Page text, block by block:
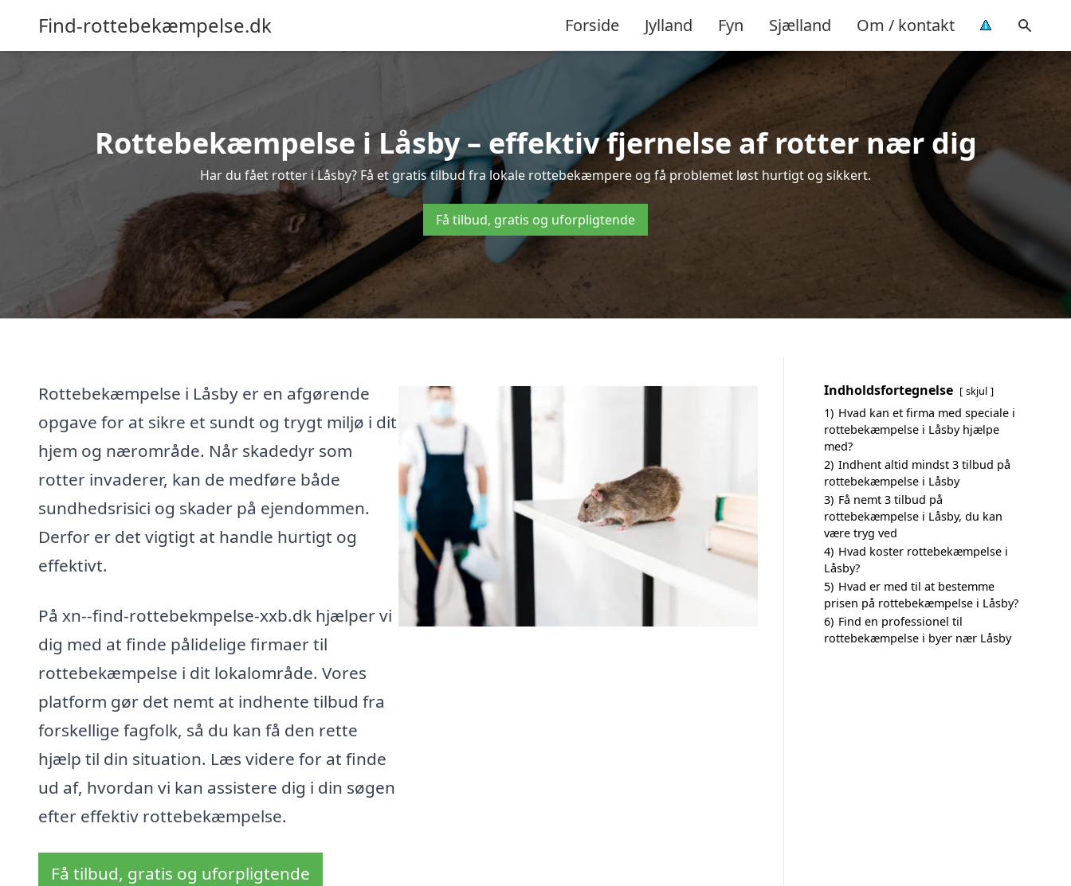
Find-rottebekæmpelse.dk Forside Jylland Fyn Sjælland Om / kontakt
Rottebekæmpelse i Låsby – effektiv fjernelse af rotter nær dig
Har du fået rotter i Låsby? Få et gratis tilbud fra lokale rottebekæmpere og få problemet løst hurtigt og sikkert.
Få tilbud, gratis og uforpligtende
Rottebekæmpelse i Låsby er en afgørende
opgave for at sikre et sundt og trygt miljø i dit
hjem og nærområde. Når skadedyr som
rotter invaderer, kan de medføre både
sundhedsrisici og skader på ejendommen.
Derfor er det vigtigt at handle hurtigt og
effektivt.
På xn--find-rottebekmpelse-xxb.dk hjælper vi
dig med at finde pålidelige firmaer til
rottebekæmpelse i dit lokalområde. Vores
platform gør det nemt at indhente tilbud fra
forskellige fagfolk, så du kan få den rette
hjælp til din situation. Læs videre for at finde
ud af, hvordan vi kan assistere dig i din søgen
efter effektiv rottebekæmpelse.
Få tilbud, gratis og uforpligtende
Indholdsfortegnelse skjul
1) Hvad kan et firma med speciale i
rottebekæmpelse i Låsby hjælpe
med?
2) Indhent altid mindst 3 tilbud på
rottebekæmpelse i Låsby
3) Få nemt 3 tilbud på
rottebekæmpelse i Låsby, du kan
være tryg ved
4) Hvad koster rottebekæmpelse i
Låsby?
5) Hvad er med til at bestemme
prisen på rottebekæmpelse i Låsby?
6) Find en professionel til
rottebekæmpelse i byer nær Låsby